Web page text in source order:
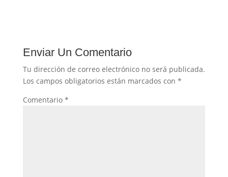
Enviar Un Comentario
Tu dirección de correo electrónico no será publicada.
Los campos obligatorios están marcados con *
Comentario *